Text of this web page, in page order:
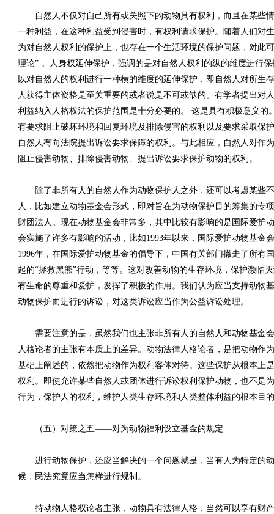
自然人不仅对自己所有或关照下的动物具有权利，而且在某些
一种利益，在这种利益受到侵害时，有权利请求保护。随着人们对
为对自然人权利的保护上，也存在一个生活环境的保护问题，对此
理论” 。人身权延伸保护，强调的是对自然人权利的纵的维度进行
以对自然人的权利进行一种横的维度的延伸保护，即自然人对所生
人获得主体资格是至关重要的或者说是不可或缺的。有学者提出对
利益纳入人格权法的保护范围是十分必要的。 这是具有积极意义的
有要求阻止破坏环境和回复环境及排除侵害的权利以及要求采取保
自然人有向法院提出诉讼要求保障的权利。与此相应，自然人对作
阻止侵害动物、排除侵害动物、提出诉讼要求保护动物的权利。
除了非所有人的自然人作为动物保护人之外，还可以考虑某些
人，比如建立动物基金会形式，即对旨在为动物保护目的筹集的专
财团法人。现在动物基金会非常多，其中比较有影响的是国际爱护
会实施了许多有影响的活动，比如1993年以来，国际爱护动物基金
1996年，在国际爱护动物基金的倡导下，中国有关部门撤走了所有
起的“拯救黑熊”行动，等等。这对改善动物的生存环境，保护濒临
有生命的尊重和爱护，发挥了积极的作用。我们认为应当支持动物
动物保护而进行的诉讼，对这类诉讼应当作为公益诉讼处理。
需要注意的是，虽然我们也主张非所有人的自然人和动物基金
人格论者的主张有本质上的差异。动物法律人格论者，是把动物作
基础上阐述的，依然把动物作为权利客体对待。这些保护从根本上
权利。即使允许某些自然人或团体进行诉讼权利保护动物，也不是
行为，保护人的权利，维护人类生存环境和人类整体利益的根本目
（五）对策之五――对为动物福利设立基金的规定
进行动物保护，还应当解决的一个问题就是，当有人为特定的
候，民法究竟应当怎样进行规制。
持动物人格权论者主张，动物具有法律人格，当然可以享有财